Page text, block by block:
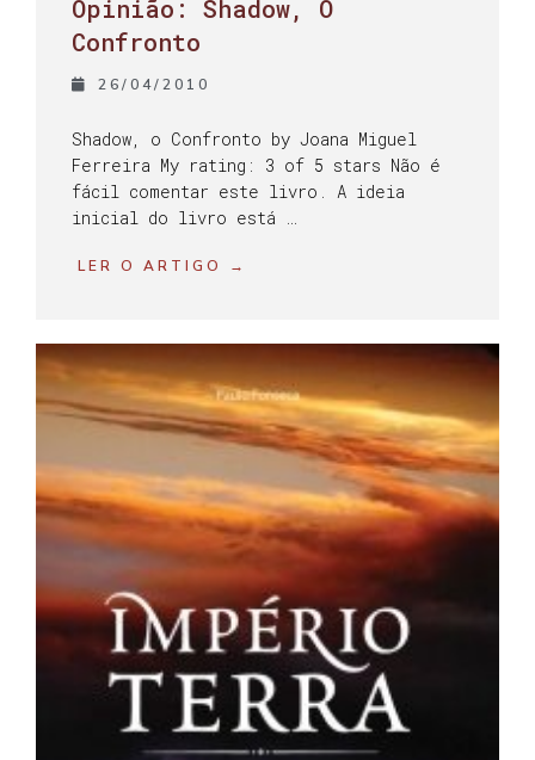
Opinião: Shadow, O
Confronto
26/04/2010
Shadow, o Confronto by Joana Miguel
Ferreira My rating: 3 of 5 stars Não é
fácil comentar este livro. A ideia
inicial do livro está …
LER O ARTIGO →